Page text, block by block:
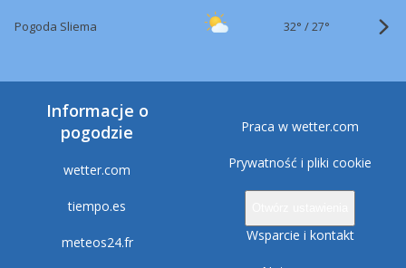
Pogoda Sliema 32° /27°
Informacje o
pogodzie
wetter.com
tiempo.es
meteos24.fr
Praca w wetter.com
Prywatność i pliki cookie
Wsparcie i kontakt